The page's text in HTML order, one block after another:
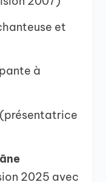
et
à
(présentatrice
2025 avec